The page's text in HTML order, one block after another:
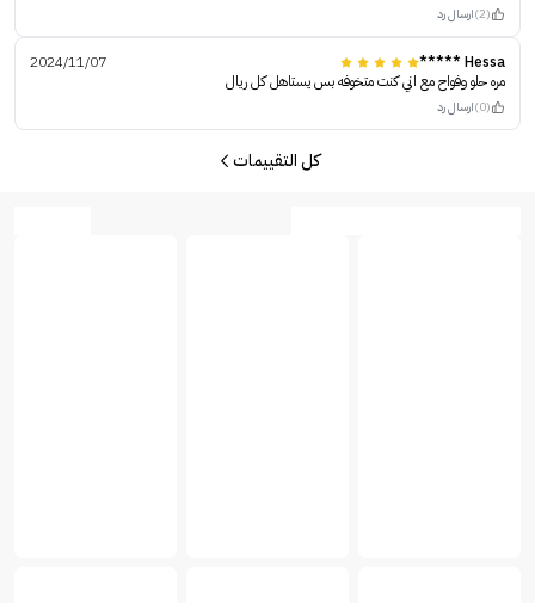
(2) ارسال رد
Hessa *****
2024/11/07
مره حلو وفواح مع اني كنت متخوفه بس يستاهل كل ريال
(0) ارسال رد
كل التقييمات